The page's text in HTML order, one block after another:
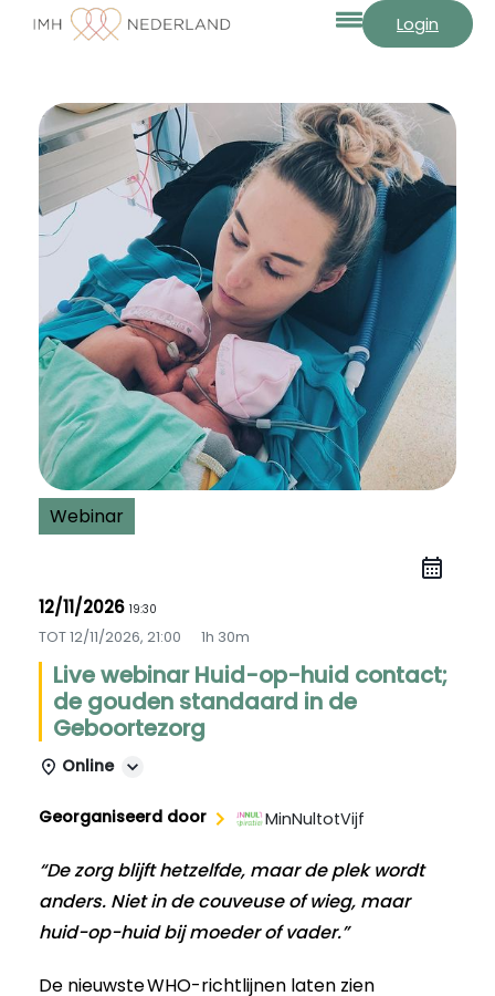
Login
Webinar
12/11/2026 19:30
TOT12/11/2026, 21:00 1h 30m
Live webinar Huid-op-huid contact;
de gouden standaard in de
Geboortezorg
Online
Georganiseerd door MinNultotVijf
“De zorg blijft hetzelfde, maar de plek wordt
anders. Niet in de couveuse of wieg, maar
huid-op-huid bij moeder of vader.”
De nieuwsteWHO-richtlijnen laten zien